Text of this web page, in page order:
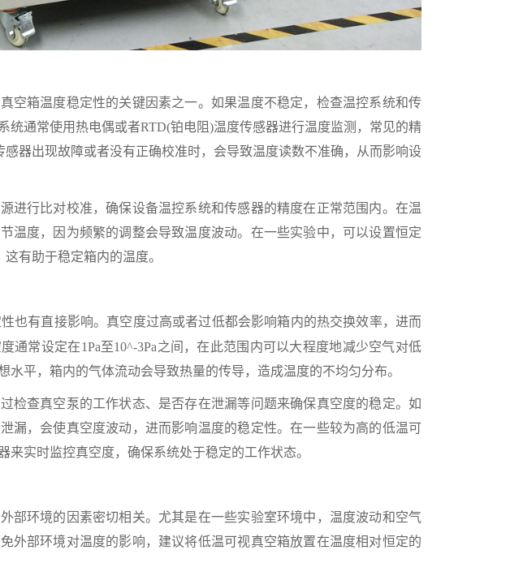
箱温度稳定性的关键因素之一。如果温度不稳定，检查温控系统和传
统通常使用热电偶或者RTD(铂电阻)温度传感器进行温度监测，常见的精
器出现故障或者没有正确校准时，会导致温度读数不准确，从而影响设
行比对校准，确保设备温控系统和传感器的精度在正常范围内。在温
温度，因为频繁的调整会导致温度波动。在一些实验中，可以设置恒定
有助于稳定箱内的温度。
也有直接影响。真空度过高或者过低都会影响箱内的热交换效率，进而
通常设定在1Pa至10^-3Pa之间，在此范围内可以大程度地减少空气对低
水平，箱内的气体流动会导致热量的传导，造成温度的不均匀分布。
查真空泵的工作状态、是否存在泄漏等问题来确保真空度的稳定。如
漏，会使真空度波动，进而影响温度的稳定性。在一些较为高的低温可
来实时监控真空度，确保系统处于稳定的工作状态。
环境的因素密切相关。尤其是在一些实验室环境中，温度波动和空气
外部环境对温度的影响，建议将低温可视真空箱放置在温度相对恒定的